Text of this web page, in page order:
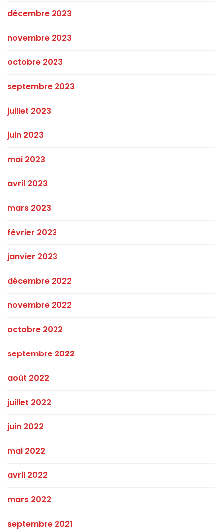
décembre 2023
novembre 2023
octobre 2023
septembre 2023
juillet 2023
juin 2023
mai 2023
avril 2023
mars 2023
février 2023
janvier 2023
décembre 2022
novembre 2022
octobre 2022
septembre 2022
août 2022
juillet 2022
juin 2022
mai 2022
avril 2022
mars 2022
septembre 2021